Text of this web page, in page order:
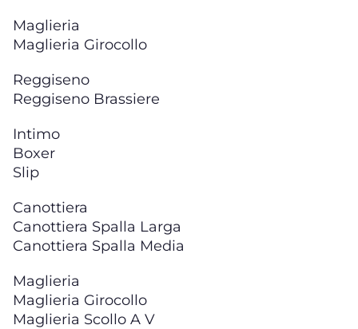
Maglieria
Maglieria Girocollo
Reggiseno
Reggiseno Brassiere
Intimo
Boxer
Slip
Canottiera
Canottiera Spalla Larga
Canottiera Spalla Media
Maglieria
Maglieria Girocollo
Maglieria Scollo A V